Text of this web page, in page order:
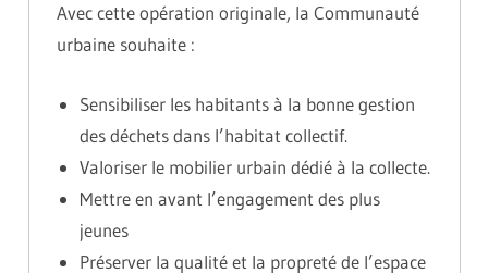
Avec cette opération originale, la Communauté
urbaine souhaite :
Sensibiliser les habitants à la bonne gestion
des déchets dans l’habitat collectif.
Valoriser le mobilier urbain dédié à la collecte.
Mettre en avant l’engagement des plus
jeunes
Préserver la qualité et la propreté de l’espace